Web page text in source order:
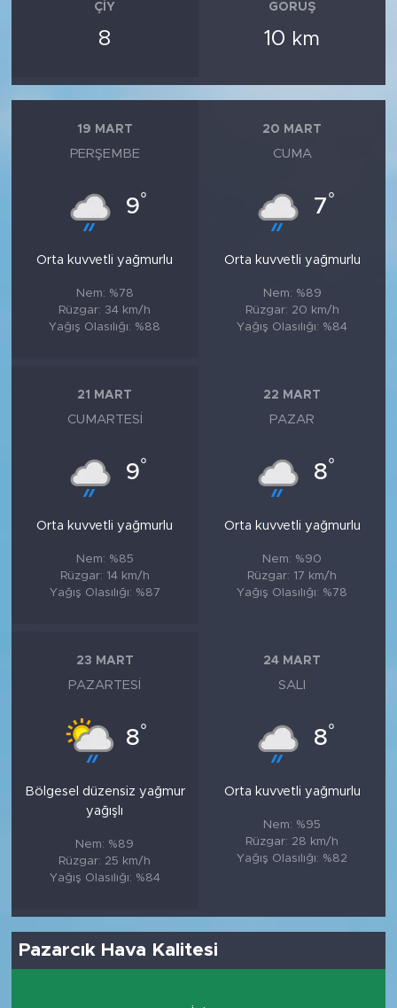
ÇIY
8
GÖRÜŞ
10 km
19 MART
PERŞEMBE
9°
Orta kuvvetli yağmurlu
Nem: %78
Rüzgar: 34 km/h
Yağış Olasılığı: %88
20 MART
CUMA
7°
Orta kuvvetli yağmurlu
Nem: %89
Rüzgar: 20 km/h
Yağış Olasılığı: %84
21 MART
CUMARTESI
9°
Orta kuvvetli yağmurlu
Nem: %85
Rüzgar: 14 km/h
Yağış Olasılığı: %87
22 MART
PAZAR
8°
Orta kuvvetli yağmurlu
Nem: %90
Rüzgar: 17 km/h
Yağış Olasılığı: %78
23 MART
PAZARTESI
8°
Bölgesel düzensiz yağmur
yağışlı
Nem: %89
Rüzgar: 25 km/h
Yağış Olasılığı: %84
24 MART
SALI
8°
Orta kuvvetli yağmurlu
Nem: %95
Rüzgar: 28 km/h
Yağış Olasılığı: %82
Pazarcık Hava Kalitesi